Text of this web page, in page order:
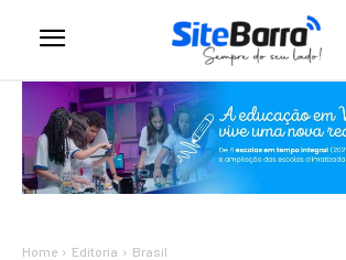
Home Editoria Brasil